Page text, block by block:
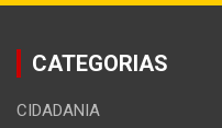
CATEGORIAS
CIDADANIA